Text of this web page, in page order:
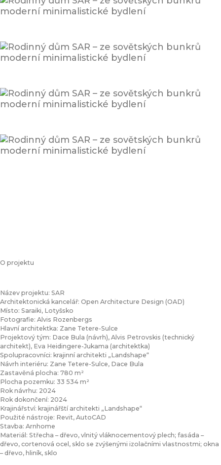
O projektu
Název projektu: SAR
Architektonická kancelář: Open Architecture Design (OAD)
Místo: Saraiki, Lotyšsko
Fotografie: Alvis Rozenbergs
Hlavní architektka: Zane Tetere-Sulce
Projektový tým: Dace Bula (návrh), Alvis Petrovskis (technický
architekt), Eva Heidingere-Jukama (architektka)
Spolupracovníci: krajinní architekti „Landshape“
Návrh interiéru: Zane Tetere-Sulce, Dace Bula
Zastavěná plocha: 780 m²
Plocha pozemku: 33 534 m²
Rok návrhu: 2024
Rok dokončení: 2024
Krajinářství: krajinářští architekti „Landshape“
Použité nástroje: Revit, AutoCAD
Stavba: Arnhome
Materiál: Střecha – dřevo, vlnitý vláknocementový plech; fasáda –
dřevo, cortenová ocel, sklo se zvýšenými izolačními vlastnostmi; okna
– dřevo, hliník, sklo